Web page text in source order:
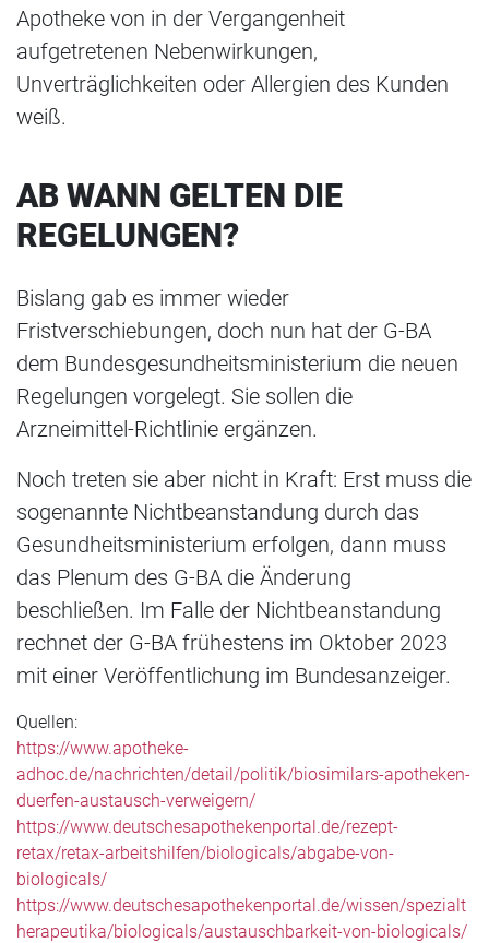
Apotheke von in der Vergangenheit
aufgetretenen Nebenwirkungen,
Unverträglichkeiten oder Allergien des Kunden
weiß.
AB WANN GELTEN DIE
REGELUNGEN?
Bislang gab es immer wieder
Fristverschiebungen, doch nun hat der G-BA
dem Bundesgesundheitsministerium die neuen
Regelungen vorgelegt. Sie sollen die
Arzneimittel-Richtlinie ergänzen.
Noch treten sie aber nicht in Kraft: Erst muss die
sogenannte Nichtbeanstandung durch das
Gesundheitsministerium erfolgen, dann muss
das Plenum des G-BA die Änderung
beschließen. Im Falle der Nichtbeanstandung
rechnet der G-BA frühestens im Oktober 2023
mit einer Veröffentlichung im Bundesanzeiger.
Quellen:
https://www.apotheke-
adhoc.de/nachrichten/detail/politik/biosimilars-apotheken-
duerfen-austausch-verweigern/
https://www.deutschesapothekenportal.de/rezept-
retax/retax-arbeitshilfen/biologicals/abgabe-von-
biologicals/
https://www.deutschesapothekenportal.de/wissen/spezialt
herapeutika/biologicals/austauschbarkeit-von-biologicals/